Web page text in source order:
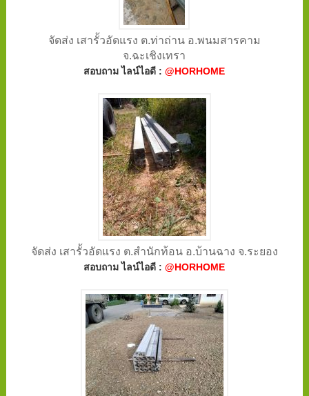
จัดส่ง เสารั้วอัดแรง ต.ท่าถ่าน อ.พนมสารคาม
จ.ฉะเชิงเทรา
สอบถาม ไลน์ไอดี :@HORHOME
จัดส่ง เสารั้วอัดแรง ต.สำนักท้อน อ.บ้านฉาง จ.ระยอง
สอบถาม ไลน์ไอดี :@HORHOME